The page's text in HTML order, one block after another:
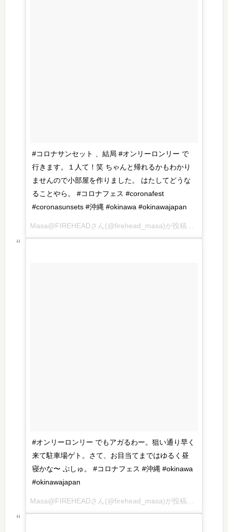
#コロナサンセット 、結局 #オンリーロンリー で
行きます。１人て！笑 ちゃんと帰れるかもわかり
ませんので小部屋を作りました。 はたしてどうな
ることやら。 #コロナフェス #coronafest
#coronasunsets #沖縄 #okinawa #okinawajapan
#オンリーロンリー でもアガるわー。狙い通り早く
来て駐車場ゲト。さて、お目当てまではゆるく昼
寝かな〜 ぷしゅ。 #コロナフェス #沖縄 #okinawa
#okinawajapan